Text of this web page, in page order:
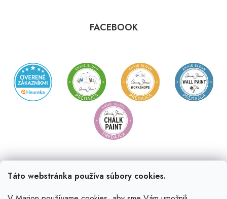
Táto webstránka používa súbory cookies.
FACEBOOK